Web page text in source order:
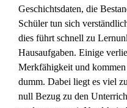
Geschichtsdaten, die
Schüler tun sich
dies führt schnell zu
Hausaufgaben. Einige
Merkfähigkeit und
dumm. Dabei liegt es viel
null Bezug zu den